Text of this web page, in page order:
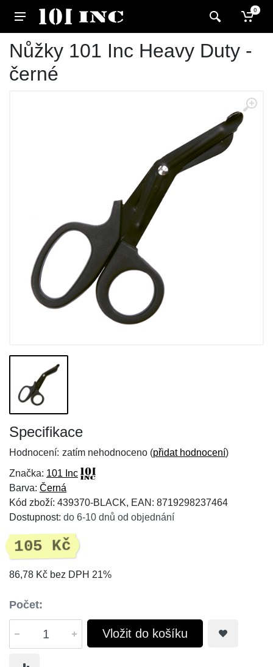
0
Nůžky 101 Inc Heavy Duty -
černé
Specifikace
Hodnocení: zatím nehodnoceno (přidat hodnocení)
Značka: 101 Inc
Barva: Černá
Kód zboží: 439370-BLACK, EAN: 8719298237464
Dostupnost: do 6-10 dnů od objednání
105 Kč
86,78 Kč bez DPH 21%
Počet:
Vložit do košíku